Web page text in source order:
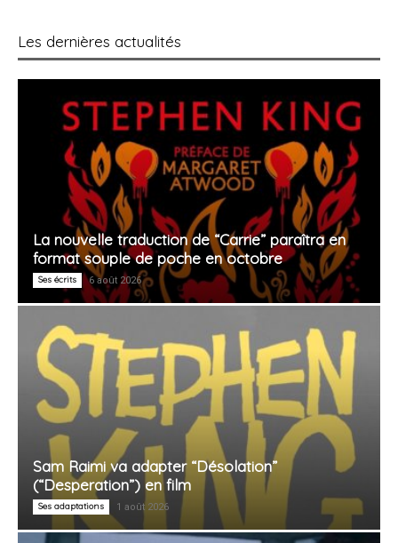
Les dernières actualités
La nouvelle traduction de “Carrie” paraîtra en
format souple de poche en octobre
Ses écrits 6 août 2026
Sam Raimi va adapter “Désolation”
(“Desperation”) en film
Ses adaptations 1 août 2026